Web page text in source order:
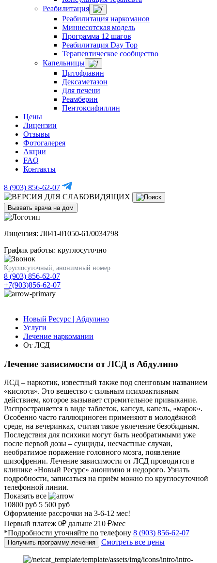
Реабилитация
Реабилитация наркоманов
Миннесотская модель
Программа 12 шагов
Реабилитация Day Top
Терапевтическое сообщество
Капельницы
Цитофлавин
Дексаметазон
Для печени
Реамберин
Пентоксифиллин
Цены
Лицензии
Отзывы
Фотогалерея
Акции
FAQ
Контакты
8 (903) 856-62-07
Вызвать врача на дом
Лицензия: Л041-01050-61/0034798
График работы: круглосуточно
Круглосуточный, анонимный номер
8 (903) 856-62-07
+7(903)856-62-07
Новый Ресурс | Абдулино
Услуги
Лечение наркомании
От ЛСД
Лечение зависимости от ЛСД в Абдулино
ЛСД – наркотик, известный также под сленговым названием
«кислота». Это вещество с сильным психоактивным
действием, которое вызывает стремительное привыкание.
Распространяется в виде таблеток, капсул, капель, «марок».
Особенно часто галлюциноген применяют в молодёжной
среде, на вечеринках, считая такое увлечение безобидным.
Последствия для психики могут быть необратимыми уже
после первой дозы – суициды, несчастные случаи,
необратимое поражение головного мозга, появление
шизофрении. Лечение зависимости от ЛСД проводится в
клинике «Новый Ресурс» анонимно и недорого. Узнать
подробности, записаться на приём можно по круглосуточной
телефонной линии.
Показать все
10800 руб 5 500 руб
Оформление рассрочки на 3-6-12 мес!
Первый платеж 0₽ дальше 210 ₽/мес
*Подробности уточняйте по телефону 8 (903) 856-62-07
Получить программу лечения Смотреть все цены